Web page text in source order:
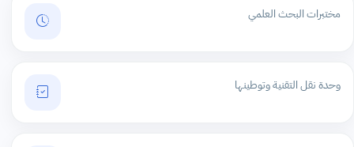
مختبرات البحث العلمي
وحدة نقل التقنية وتوطينها